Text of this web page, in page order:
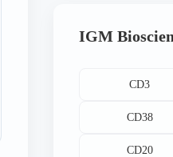
IGM
CD3
CD38
CD20